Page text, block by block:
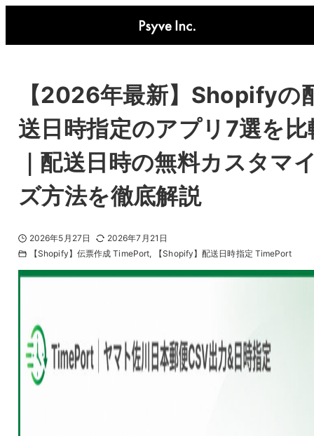
【2026年最新】Shopifyの
送日時指定のアプリ7選を比
｜配送日時の無料カスタマ
ズ方法を徹底解説
2026年5月27日
2026年7月21日
【Shopify】伝票作成 TimePort
【Shopify】配送日時指定 TimePort